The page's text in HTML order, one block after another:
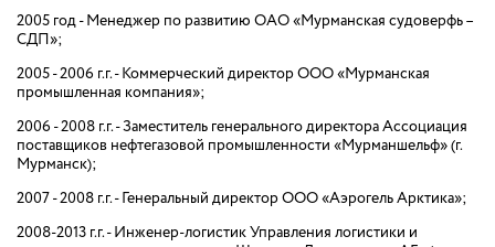
2005 год - Менеджер по развитию ОАО «Мурманская судоверфь –
СДП»;
2005 - 2006 г.г. - Коммерческий директор ООО «Мурманская
промышленная компания»;
2006 - 2008 г.г. - Заместитель генерального директора Ассоциация
поставщиков нефтегазовой промышленности «Мурманшельф» (г.
Мурманск);
2007 - 2008 г.г. - Генеральный директор ООО «Аэрогель Арктика»;
2008-2013 г.г. - Инженер-логистик Управления логистики и